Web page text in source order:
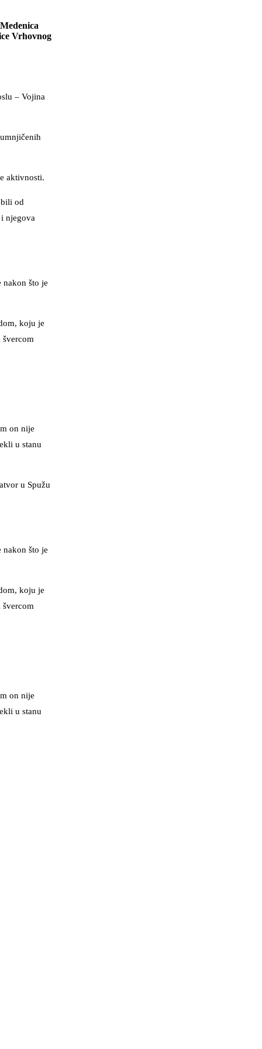
Vrhovnog
– Vojina
aktivnosti.
od
njegova
nakon što je
koju je
on nije
u stanu
u Spužu
nakon što je
koju je
on nije
u stanu